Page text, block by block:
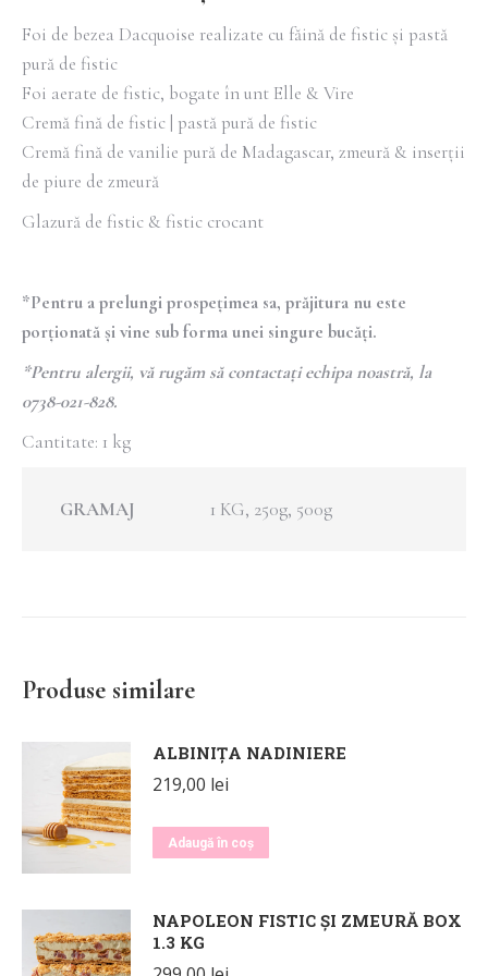
Foi de bezea Dacquoise realizate cu făină de fistic și pastă
pură de fistic
Foi aerate de fistic, bogate în unt Elle & Vire
Cremă fină de fistic | pastă pură de fistic
Cremă fină de vanilie pură de Madagascar, zmeură & inserții
de piure de zmeură
Glazură de fistic & fistic crocant
*Pentru a prelungi prospețimea sa, prăjitura nu este
porționată și vine sub forma unei singure bucăți.
*Pentru alergii, vă rugăm să contactați echipa noastră, la
0738-021-828.
Cantitate: 1 kg
GRAMAJ 1 KG, 250g, 500g
Produse similare
ALBINIȚA NADINIERE
219,00 lei
Adaugă în coș
NAPOLEON FISTIC ȘI ZMEURĂ BOX
1.3 KG